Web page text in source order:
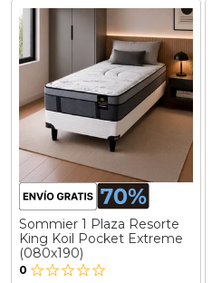
Sommier 1 Plaza Resorte
King Koil Pocket Extreme
(080x190)
0